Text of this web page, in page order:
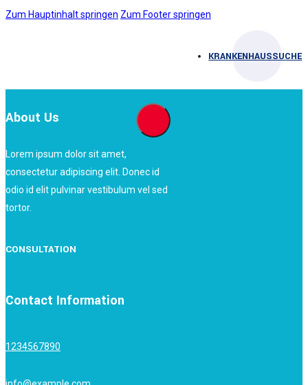
Zum Hauptinhalt springen Zum Footer springen
KRANKENHAUSSUCHE
About Us
Lorem ipsum dolor sit amet,
consectetur adipiscing elit. Donec id
odio id elit pulvinar vestibulum vel sed
tortor.
CONSULTATION
Contact Information
1234567890